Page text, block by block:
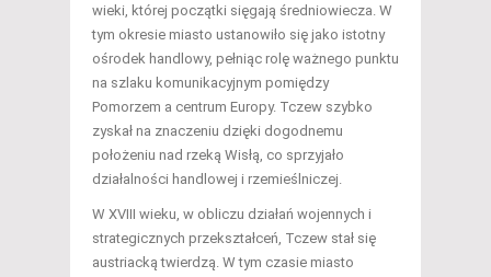
wieki, której początki sięgają średniowiecza. W
tym okresie miasto ustanowiło się jako istotny
ośrodek handlowy, pełniąc rolę ważnego punktu
na szlaku komunikacyjnym pomiędzy
Pomorzem a centrum Europy. Tczew szybko
zyskał na znaczeniu dzięki dogodnemu
położeniu nad rzeką Wisłą, co sprzyjało
działalności handlowej i rzemieślniczej.
W XVIII wieku, w obliczu działań wojennych i
strategicznych przekształceń, Tczew stał się
austriacką twierdzą. W tym czasie miasto